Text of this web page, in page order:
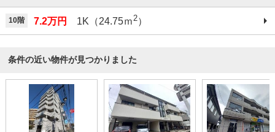
10階 7.2万円 1K（24.75ｍ2）
条件の近い物件が見つかりました